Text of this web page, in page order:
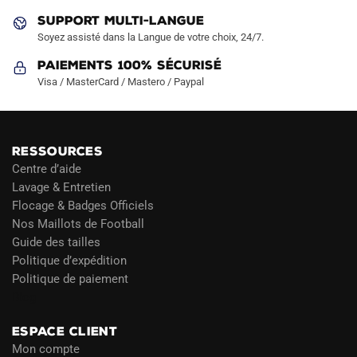
produit
SUPPORT MULTI-LANGUE
Soyez assisté dans la Langue de votre choix, 24/7.
Paiements 100% Sécurisé
Visa / MasterCard / Mastero / Paypal
RESSOURCES
Centre d’aide
Lavage & Entretien
Flocage & Badges Officiels
Nos Maillots de Football
Guide des tailles
Politique d’expédition
Politique de paiement
ESPACE CLIENT
Mon compte